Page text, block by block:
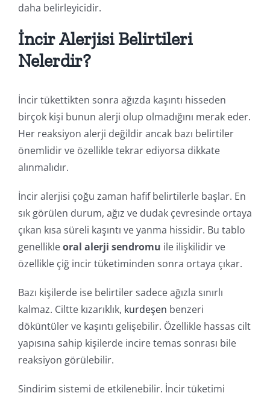
daha belirleyicidir.
İncir Alerjisi Belirtileri
Nelerdir?
İncir tükettikten sonra ağızda kaşıntı hisseden
birçok kişi bunun alerji olup olmadığını merak eder.
Her reaksiyon alerji değildir ancak bazı belirtiler
önemlidir ve özellikle tekrar ediyorsa dikkate
alınmalıdır.
İncir alerjisi çoğu zaman hafif belirtilerle başlar. En
sık görülen durum, ağız ve dudak çevresinde ortaya
çıkan kısa süreli kaşıntı ve yanma hissidir. Bu tablo
genellikleoral alerji sendromu ile ilişkilidir ve
özellikle çiğ incir tüketiminden sonra ortaya çıkar.
Bazı kişilerde ise belirtiler sadece ağızla sınırlı
kalmaz. Ciltte kızarıklık, kurdeşen benzeri
döküntüler ve kaşıntı gelişebilir. Özellikle hassas cilt
yapısına sahip kişilerde incire temas sonrası bile
reaksiyon görülebilir.
Sindirim sistemi de etkilenebilir. İncir tüketimi